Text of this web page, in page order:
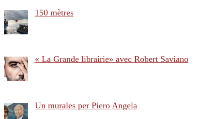
150 mètres
« La Grande librairie» avec Robert Saviano
Un murales per Piero Angela